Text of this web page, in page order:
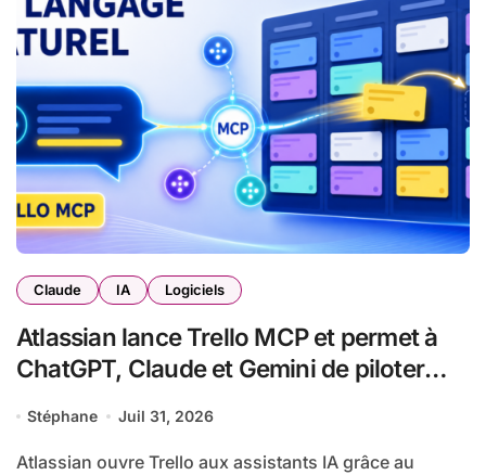
Claude IA Logiciels
Atlassian lance Trello MCP et permet à
ChatGPT, Claude et Gemini de piloter
Stéphane Juil 31, 2026
Atlassian ouvre Trello aux assistants IA grâce au